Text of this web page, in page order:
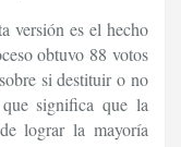
versión es el hecho
obtuvo 88 votos
si destituir o no
significa que la
lograr la mayoría